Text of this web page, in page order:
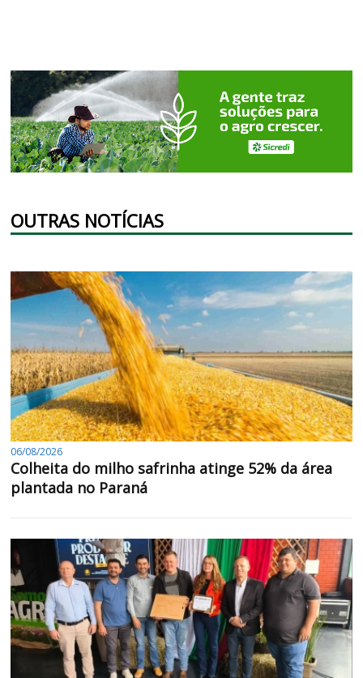
OUTRAS NOTÍCIAS
06/08/2026
Colheita do milho safrinha atinge 52% da área
plantada no Paraná